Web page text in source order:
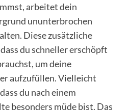
arbeitet dein
ununterbrochen
Diese zusätzliche
du schneller erschöpft
um deine
aufzufüllen. Vielleicht
du nach einem
besonders müde bist. Das